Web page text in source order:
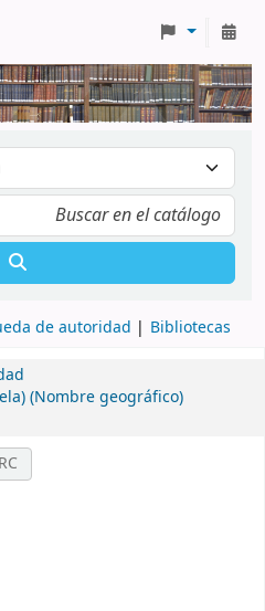
de autoridad Bibliotecas
(Nombre geográfico)